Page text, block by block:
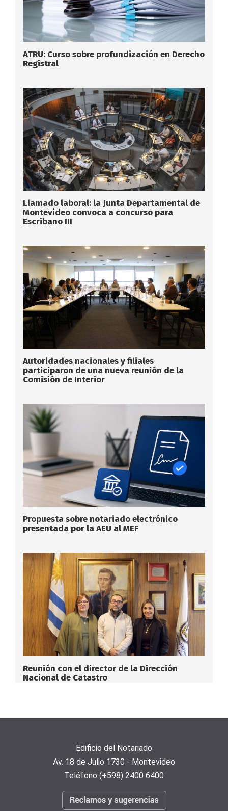
ATRU: Curso sobre profundización en Derecho
Registral
Llamado laboral: la Junta Departamental de
Montevideo convoca a concurso para
Escribano III
Autoridades nacionales y filiales
participaron de una nueva reunión de la
Comisión de Interior
Propuesta sobre notariado electrónico
presentada por la AEU al MEF
Reunión con el director de la Dirección
Nacional de Catastro
Edificio del Notariado
Av. 18 de Julio 1730 - Montevideo
Teléfono (+598) 2400 6400